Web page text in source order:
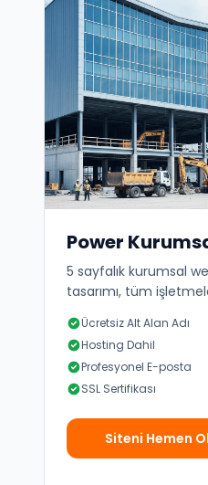
Power
5 sayfalık kurumsal
tasarımı, tüm
Ücretsiz Alt Alan Adı
Hosting Dahil
Profesyonel E-posta
SSL Sertifikası
Siteni Hemen